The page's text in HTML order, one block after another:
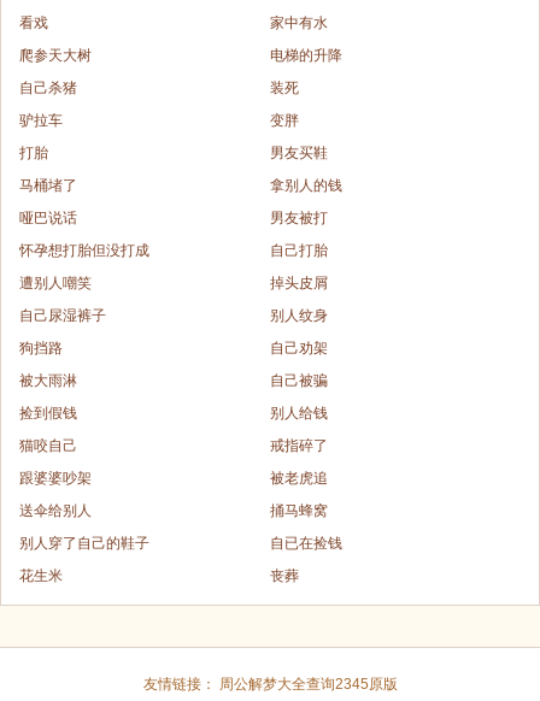
看戏
家中有水
爬参天大树
电梯的升降
自己杀猪
装死
驴拉车
变胖
打胎
男友买鞋
马桶堵了
拿别人的钱
哑巴说话
男友被打
怀孕想打胎但没打成
自己打胎
遭别人嘲笑
掉头皮屑
自己尿湿裤子
别人纹身
狗挡路
自己劝架
被大雨淋
自己被骗
捡到假钱
别人给钱
猫咬自己
戒指碎了
跟婆婆吵架
被老虎追
送伞给别人
捅马蜂窝
别人穿了自己的鞋子
自已在捡钱
花生米
丧葬
友情链接：
周公解梦大全查询2345原版